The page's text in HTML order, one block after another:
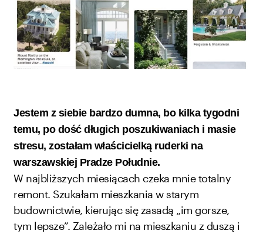
Jestem z siebie bardzo dumna, bo kilka tygodni
temu, po dość długich poszukiwaniach i masie
stresu, zostałam właścicielką ruderki na
warszawskiej Pradze Południe.
W najbliższych miesiącach czeka mnie totalny
remont. Szukałam mieszkania w starym
budownictwie, kierując się zasadą „im gorsze,
tym lepsze”. Zależało mi na mieszkaniu z duszą i